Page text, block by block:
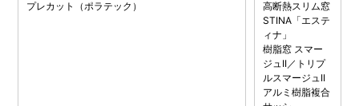
プレカット（ポラテック）
高断熱スリム窓
STINA「エステ
ィナ」
樹脂窓 スマー
ジュII／トリプ
ルスマージュII
アルミ樹脂複合